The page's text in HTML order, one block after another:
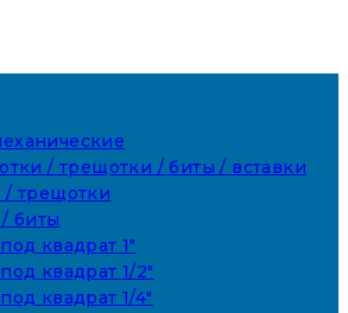
/ трещотки / биты / вставки
/ трещотки
биты
квадрат 1"
квадрат 1/2"
квадрат 1/4"